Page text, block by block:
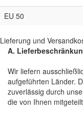
EU 50
Lieferung und
A.
Wir liefern
aufgeführten Länder.
zuverlässig durch
die von Ihnen